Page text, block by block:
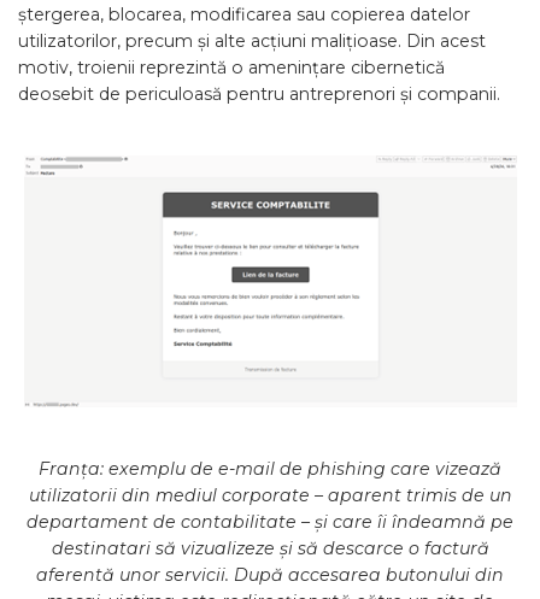
ștergerea, blocarea, modificarea sau copierea datelor
utilizatorilor, precum și alte acțiuni malițioase. Din acest
motiv, troienii reprezintă o amenințare cibernetică
deosebit de periculoasă pentru antreprenori și companii.
Franța: exemplu de e-mail de phishing care vizează
utilizatorii din mediul corporate – aparent trimis de un
departament de contabilitate – și care îi îndeamnă pe
destinatari să vizualizeze și să descarce o factură
aferentă unor servicii. După accesarea butonului din